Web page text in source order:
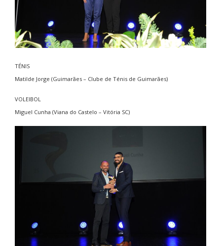
TÉNIS
Matilde Jorge (Guimarães – Clube de Ténis de Guimarães)
VOLEIBOL
Miguel Cunha (Viana do Castelo – Vitória SC)